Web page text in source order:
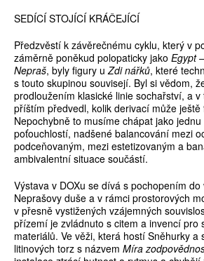
SEDÍCÍ STOJÍCÍ KRÁČEJÍCÍ
Předzvěstí k závěrečnému cyklu, který v
záměrně poněkud polopaticky jako Egypt
Nepraš, byly figury uZdi nářků, které
s touto skupinou souvisejí. Byl si vědom,
prodloužením klasické linie sochařství, a
příštím předvedl, kolik derivací může
Nepochybně to musíme chápat jako
poťouchlostí, nadšené balancování mezi
podceňovaným, mezi estetizovaným a
ambivalentní situace součástí.
Výstava v DOXu se dívá s pochopením
Neprašovy duše a v rámci prostorových
v přesně vystižených vzájemných
přízemí je zvládnuto s citem a invencí pro
materiálů. Ve věži, která hostí Sněhurky a
litinových torz s názvem Míra